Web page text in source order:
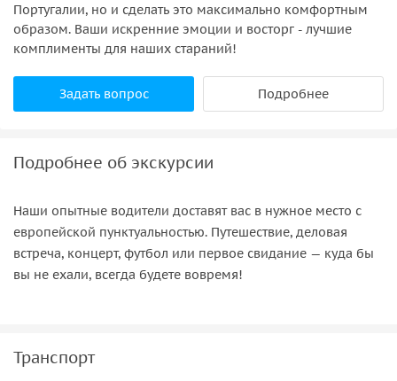
Португалии, но и сделать это максимально комфортным
образом. Ваши искренние эмоции и восторг - лучшие
комплименты для наших стараний!
Задать вопрос Подробнее
Подробнее об экскурсии
Наши опытные водители доставят вас в нужное место с
европейской пунктуальностью. Путешествие, деловая
встреча, концерт, футбол или первое свидание — куда бы
вы не ехали, всегда будете вовремя!
Транспорт